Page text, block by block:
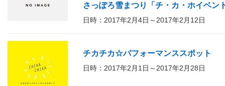
さっぽろ雪まつり「チ・カ・ホイベン
日時：2017年2月4日～2017年2月12日
チカチカ☆パフォーマンススポット
日時：2017年2月1日～2017年2月28日